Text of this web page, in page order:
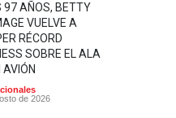
97 AÑOS, BETTY
VUELVE A
RÉCORD
SOBRE EL ALA
AVIÓN
de 2026